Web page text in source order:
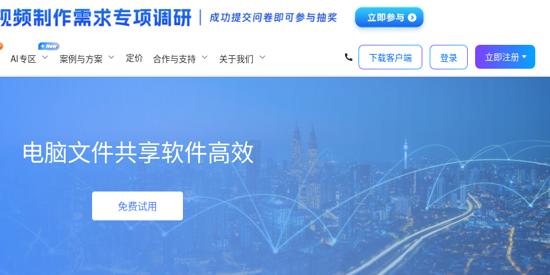
AI专区 案例与方案 定价 合作与支持 关于我们 下载客户端 登录 立即注册
电脑文件共享软件高效
免费试用